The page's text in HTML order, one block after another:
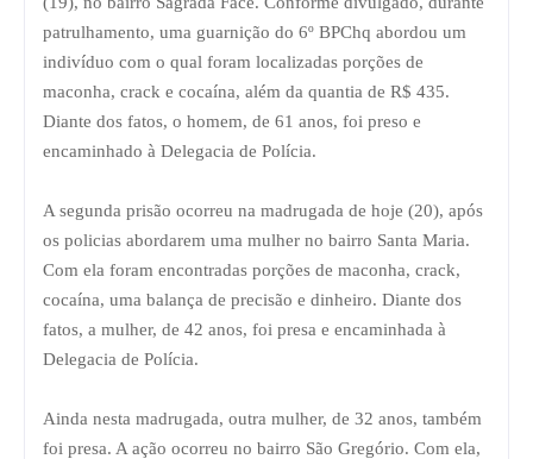
patrulhamento, uma guarnição do 6º BPChq abordou um
indivíduo com o qual foram localizadas porções de
maconha, crack e cocaína, além da quantia de R$ 435.
Diante dos fatos, o homem, de 61 anos, foi preso e
encaminhado à Delegacia de Polícia.
A segunda prisão ocorreu na madrugada de hoje (20), após
os policias abordarem uma mulher no bairro Santa Maria.
Com ela foram encontradas porções de maconha, crack,
cocaína, uma balança de precisão e dinheiro. Diante dos
fatos, a mulher, de 42 anos, foi presa e encaminhada à
Delegacia de Polícia.
Ainda nesta madrugada, outra mulher, de 32 anos, também
foi presa. A ação ocorreu no bairro São Gregório. Com ela,